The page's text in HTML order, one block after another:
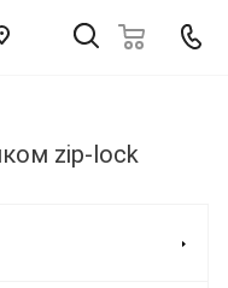
zip-lock